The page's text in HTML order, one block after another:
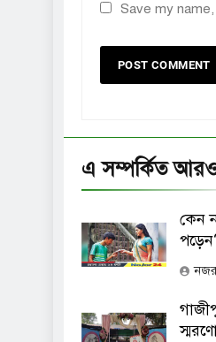
Save my
এ সম্পর্কিত
কেন